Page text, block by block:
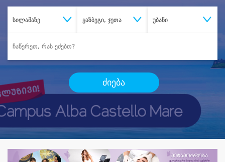
სილამაზე ყაზბეგი, ჯუთა უბანი
ძიება